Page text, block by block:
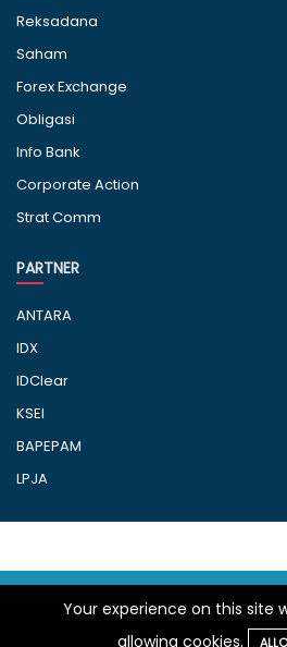
Reksadana
Saham
Forex Exchange
Obligasi
Info Bank
Corporate Action
Strat Comm
PARTNER
ANTARA
IDX
IDClear
KSEI
BAPEPAM
LPJA
© 2010-2025 IMQ - LBKN
reserved.
Your experience on this site
allowing cookies.